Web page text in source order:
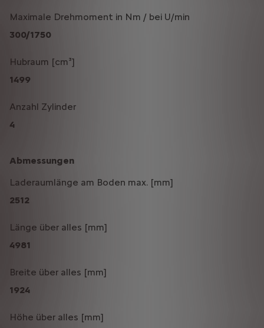
Maximale Drehmoment in Nm / bei U/min
300/1750
Hubraum [cm³]
1499
Anzahl Zylinder
4
Abmessungen
Laderaumlänge am Boden max. [mm]
2512
Länge über alles [mm]
4981
Breite über alles [mm]
1924
Höhe über alles [mm]